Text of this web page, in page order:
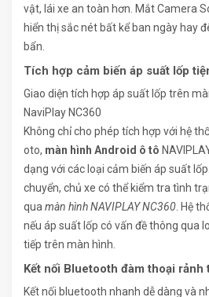
vật, lái xe an toàn hơn. Mắt Camera
hiển thị sắc nét bất kể ban ngày hay
bẩn.
Tích hợp cảm biến áp suất lốp
Giao diện tích hợp áp suất lốp trên
NaviPlay NC360
Không chỉ cho phép tích hợp với hệ
oto, màn hình Android ô tô
dạng với các loại cảm biến áp suất
chuyển, chủ xe có thể kiểm tra tình
qua màn hình NAVIPLAY NC360 . Hệ
nếu áp suất lốp có vấn đề thông qua
tiếp trên màn hình.
Kết nối Bluetooth đàm thoại rảnh
Kết nối bluetooth nhanh dễ dàng và